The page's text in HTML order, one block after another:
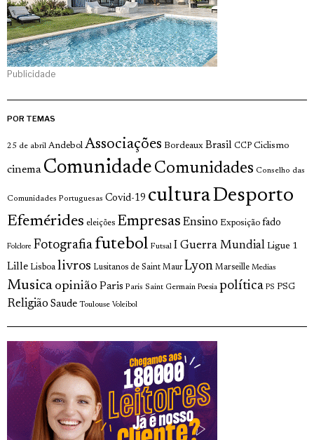
Publicidade
POR TEMAS
25 de abril Andebol Associações Bordeaux Brasil CCP Ciclismo
cinema Comunidade Comunidades Conselho das
Comunidades Portuguesas Covid-19 culturaDesporto
Efemérides eleições Empresas Ensino Exposição fado
Folclore Fotografia futebol Futsal I Guerra Mundial Ligue 1
Lille Lisboa livros Lusitanos de Saint Maur Lyon Marseille Medias
Musica opinião Paris Paris Saint Germain Poesia política PS PSG
Religião Saude Toulouse Voleibol